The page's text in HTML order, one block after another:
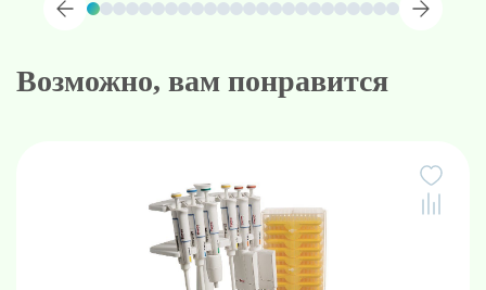
Возможно, вам понравится